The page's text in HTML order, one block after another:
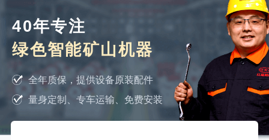
40年专注
绿色智能矿山机器
全年质保，提供设备原装配件
量身定制、专车运输、免费安装